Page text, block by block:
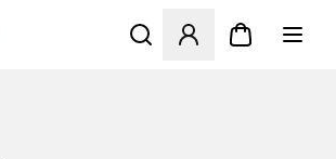
Åbner en Modal til at